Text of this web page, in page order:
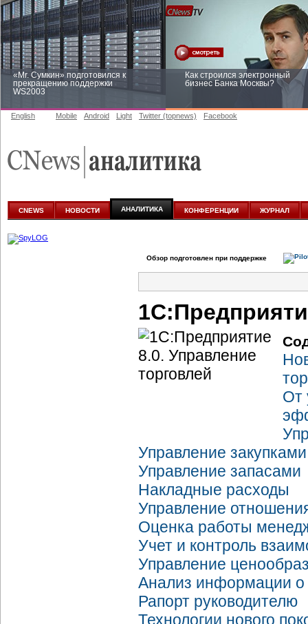
«Mr. Сумкин» подготовился к
прекращению поддержки
WS2003
Как строился электронный
бизнес Банка Москвы?
аналитике
English Mobile Android Light Twitter (topnews) Facebook
CNEWS НОВОСТИ АНАЛИТИКА КОНФЕРЕНЦИИ ЖУРНАЛ
Обзор подготовлен при поддержке
От
Управление закупками
Управление запасами
Накладные расходы
Управление
Оценка работы
Учет и контроль
Управление
Анализ информации о
Рапорт руководителю
Технологии нового